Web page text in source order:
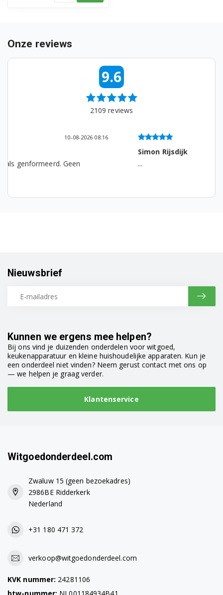
WAK282K1FG/29
WAK282S1NL/07
WAN28060NL/14
WAN28060NL/19
WAN28060NL/24
WAN28060NL/25
WAN28060NL/26
WAN28061FG/04
WAN28061FG/05
WAN28061FG/14
WAN28061FG/19
WAN28061FG/26
Onze reviews
9.6
2109 reviews
10-08-2026 07:15
...
Kunnen we ergens mee helpen?
Bij ons vind je duizenden onderdelen voor witgoed,
keukenapparatuur en kleine huishoudelijke apparaten. Kun je
een onderdeel niet vinden? Neem gerust contact met ons op
— we helpen je graag verder.
Klantenservice
Nieuwsbrief
Witgoedonderdeel.com
Zwaluw 15 (geen bezoekadres)
2986BE Ridderkerk
Nederland
+31 180 471 372
verkoop@witgoedonderdeel.com
KVK nummer: 24281106